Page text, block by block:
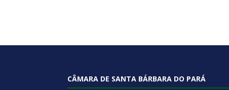
CÂMARA DE SANTA BÁRBARA DO PARÁ